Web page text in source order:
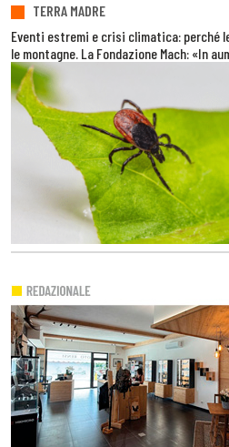
TERRA MADRE
Eventi estremi e crisi climatica: perché
le montagne. La Fondazione Mach: «In